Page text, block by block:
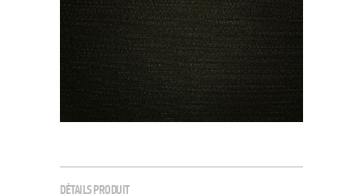
DÉTAILS PRODUIT